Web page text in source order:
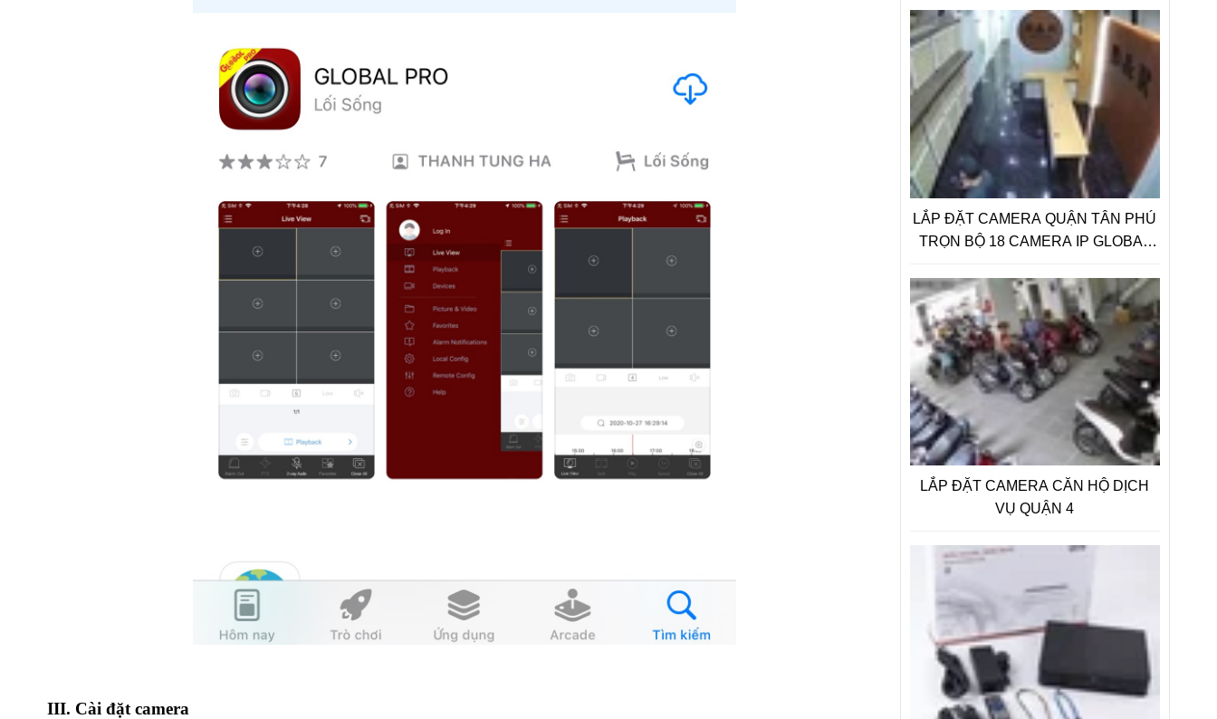
III. Cài đặt camera
LẮP ĐẶT CAMERA QUẬN TÂN PHÚ
TRỌN BỘ 18 CAMERA IP GLOBAL
LẮP ĐẶT CAMERA CĂN HỘ DỊCH
VỤ QUẬN 4